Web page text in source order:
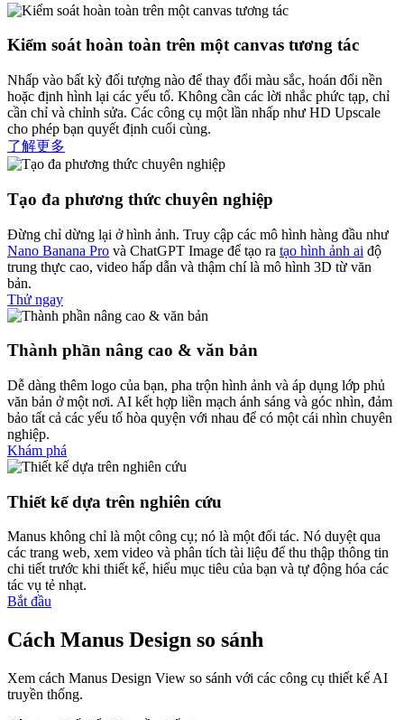
Kiểm soát hoàn toàn trên một canvas tương tác
Nhấp vào bất kỳ đối tượng nào để thay đổi màu sắc, hoán đổi nền
hoặc định hình lại các yếu tố. Không cần các lời nhắc phức tạp, chỉ
cần chỉ và chỉnh sửa. Các công cụ một lần nhấp như HD Upscale
cho phép bạn quyết định cuối cùng.
了解更多
Tạo đa phương thức chuyên nghiệp
Đừng chỉ dừng lại ở hình ảnh. Truy cập các mô hình hàng đầu như
Nano Banana Pro và ChatGPT Image để tạo ra tạo hình ảnh ai độ
trung thực cao, video hấp dẫn và thậm chí là mô hình 3D từ văn
bản.
Thử ngay
Thành phần nâng cao & văn bản
Dễ dàng thêm logo của bạn, pha trộn hình ảnh và áp dụng lớp phủ
văn bản ở một nơi. AI kết hợp liền mạch ánh sáng và góc nhìn, đảm
bảo tất cả các yếu tố hòa quyện với nhau để có một cái nhìn chuyên
nghiệp.
Khám phá
Thiết kế dựa trên nghiên cứu
Manus không chỉ là một công cụ; nó là một đối tác. Nó duyệt qua
các trang web, xem video và phân tích tài liệu để thu thập thông tin
chi tiết trước khi thiết kế, hiểu mục tiêu của bạn và tự động hóa các
tác vụ tẻ nhạt.
Bắt đầu
Cách Manus Design so sánh
Xem cách Manus Design View so sánh với các công cụ thiết kế AI
truyền thống.